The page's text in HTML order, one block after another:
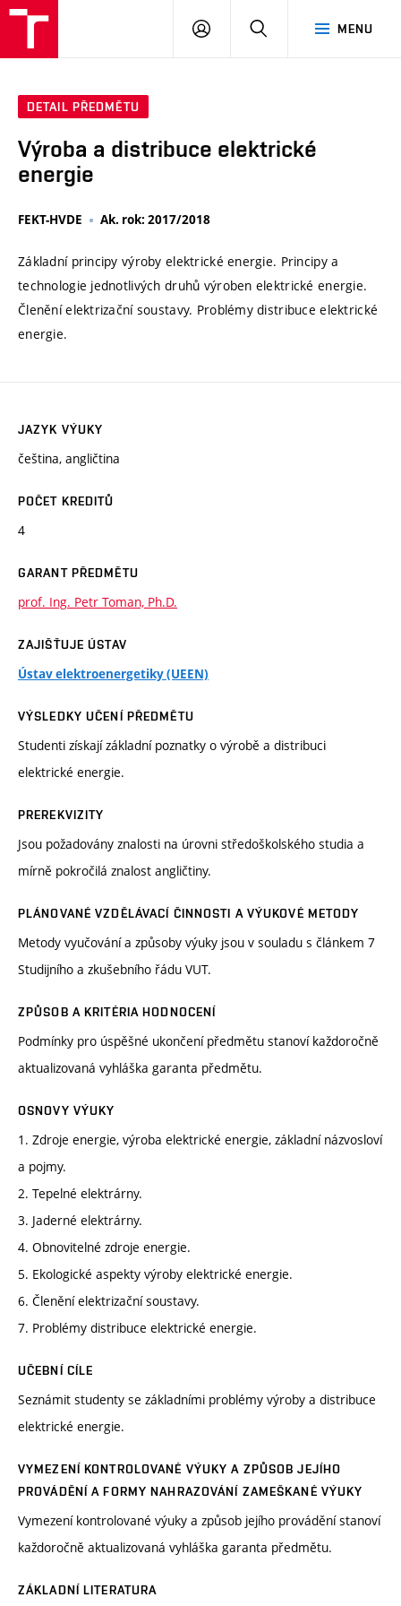
MENU
PŘIHLÁSIT
DETAIL PŘEDMĚTU
Výroba a distribuce elektrické
energie
FEKT-HVDE Ak. rok: 2017/2018
Základní principy výroby elektrické energie. Principy a
technologie jednotlivých druhů výroben elektrické energie.
Členění elektrizační soustavy. Problémy distribuce elektrické
energie.
JAZYK VÝUKY
čeština, angličtina
POČET KREDITŮ
4
GARANT PŘEDMĚTU
prof. Ing. Petr Toman, Ph.D.
ZAJIŠŤUJE ÚSTAV
Ústav elektroenergetiky (UEEN)
VÝSLEDKY UČENÍ PŘEDMĚTU
Studenti získají základní poznatky o výrobě a distribuci
elektrické energie.
PREREKVIZITY
Jsou požadovány znalosti na úrovni středoškolského studia a
mírně pokročilá znalost angličtiny.
PLÁNOVANÉ VZDĚLÁVACÍ ČINNOSTI A VÝUKOVÉ METODY
Metody vyučování a způsoby výuky jsou v souladu s článkem 7
Studijního a zkušebního řádu VUT.
ZPŮSOB A KRITÉRIA HODNOCENÍ
Podmínky pro úspěšné ukončení předmětu stanoví každoročně
aktualizovaná vyhláška garanta předmětu.
OSNOVY VÝUKY
1. Zdroje energie, výroba elektrické energie, základní názvosloví
a pojmy.
2. Tepelné elektrárny.
3. Jaderné elektrárny.
4. Obnovitelné zdroje energie.
5. Ekologické aspekty výroby elektrické energie.
6. Členění elektrizační soustavy.
7. Problémy distribuce elektrické energie.
UČEBNÍ CÍLE
Seznámit studenty se základními problémy výroby a distribuce
elektrické energie.
VYMEZENÍ KONTROLOVANÉ VÝUKY A ZPŮSOB JEJÍHO
PROVÁDĚNÍ A FORMY NAHRAZOVÁNÍ ZAMEŠKANÉ VÝUKY
Vymezení kontrolované výuky a způsob jejího provádění stanoví
každoročně aktualizovaná vyhláška garanta předmětu.
ZÁKLADNÍ LITERATURA